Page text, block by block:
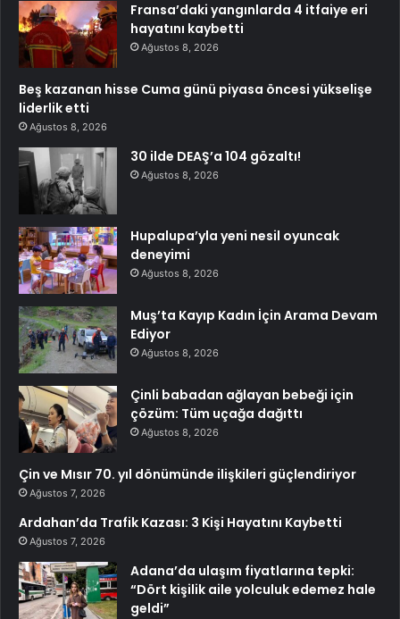
Fransa’daki yangınlarda 4 itfaiye eri
hayatını kaybetti
Ağustos 8, 2026
Beş kazanan hisse Cuma günü piyasa öncesi yükselişe
liderlik etti
Ağustos 8, 2026
30 ilde DEAŞ’a 104 gözaltı!
Ağustos 8, 2026
Hupalupa’yla yeni nesil oyuncak
deneyimi
Ağustos 8, 2026
Muş’ta Kayıp Kadın İçin Arama Devam
Ediyor
Ağustos 8, 2026
Çinli babadan ağlayan bebeği için
çözüm: Tüm uçağa dağıttı
Ağustos 8, 2026
Çin ve Mısır 70. yıl dönümünde ilişkileri güçlendiriyor
Ağustos 7, 2026
Ardahan’da Trafik Kazası: 3 Kişi Hayatını Kaybetti
Ağustos 7, 2026
Adana’da ulaşım fiyatlarına tepki:
“Dört kişilik aile yolculuk edemez hale
geldi”